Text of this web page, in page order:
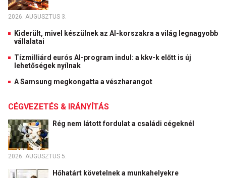
2026. AUGUSZTUS 3.
Kiderült, mivel készülnek az AI-korszakra a világ legnagyobb
vállalatai
Tízmilliárd eurós AI-program indul: a kkv-k előtt is új
lehetőségek nyílnak
A Samsung megkongatta a vészharangot
CÉGVEZETÉS & IRÁNYÍTÁS
Rég nem látott fordulat a családi cégeknél
2026. AUGUSZTUS 5.
Hőhatárt követelnek a munkahelyekre